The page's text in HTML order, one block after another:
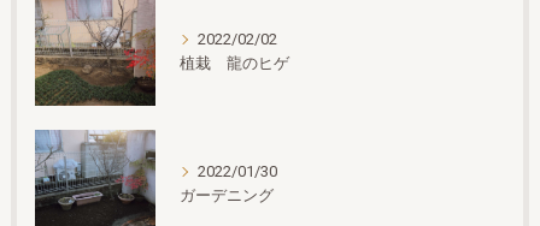
2022/02/02
植栽 龍のヒゲ
2022/01/30
ガーデニング